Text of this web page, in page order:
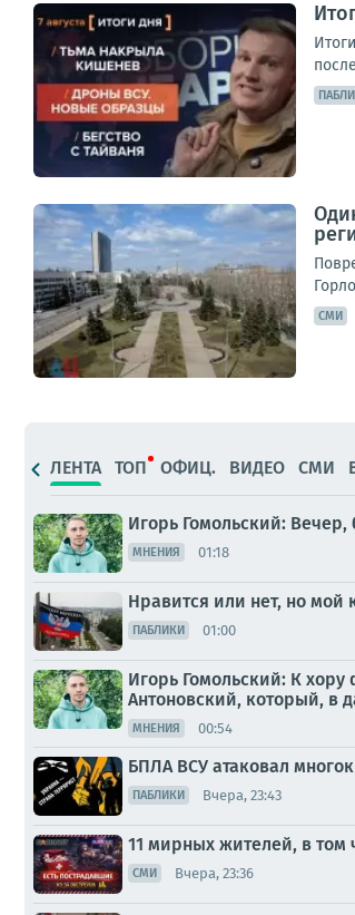
СМИ
ЛЕНТА ТОП ОФИЦ. ВИДЕО СМИ
Игорь Гомольский:
МНЕНИЯ 01:18
Нравится или нет, но мой
ПАБЛИКИ 01:00
Игорь Гомольский: К
Антоновский, который, в
МНЕНИЯ 00:54
БПЛА ВСУ атаковал
ПАБЛИКИ Вчера, 23:43
11 мирных жителей, в том
СМИ Вчера, 23:36